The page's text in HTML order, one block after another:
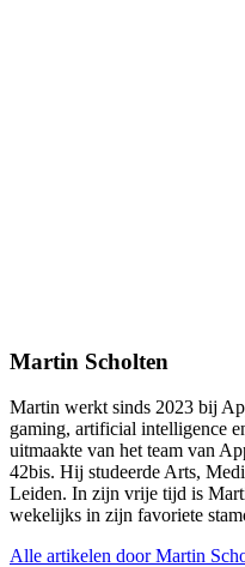
Martin Scholten
Martin werkt sinds 2023 bij
gaming, artificial intelligence
uitmaakte van het team van
42bis. Hij studeerde Arts,
Leiden. In zijn vrije tijd is
wekelijks in zijn favoriete
Alle artikelen door Martin